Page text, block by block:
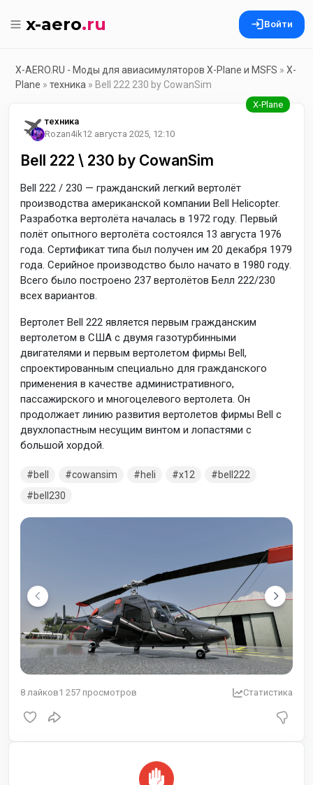
x-aero.ru Войти
X-AERO.RU - Моды для авиасимуляторов X-Plane и MSFS » X-
Plane » техника » Bell 222 230 by CowanSim
техника
Rozan4ik12 августа 2025, 12:10
Bell 222 \ 230 by CowanSim
Bell 222 / 230 — гражданский легкий вертолёт
производства американской компании Bell Helicopter.
Разработка вертолёта началась в 1972 году. Первый
полёт опытного вертолёта состоялся 13 августа 1976
года. Сертификат типа был получен им 20 декабря 1979
года. Серийное производство было начато в 1980 году.
Всего было построено 237 вертолётов Белл 222/230
всех вариантов.
Вертолет Bell 222 является первым гражданским
вертолетом в США с двумя газотурбинными
двигателями и первым вертолетом фирмы Bell,
спроектированным специально для гражданского
применения в качестве административного,
пассажирского и многоцелевого вертолета. Он
продолжает линию развития вертолетов фирмы Bell с
двухлопастным несущим винтом и лопастями с
большой хордой.
bell cowansim heli x12
bell222
bell230
8 лайков1 257 просмотров Статистика